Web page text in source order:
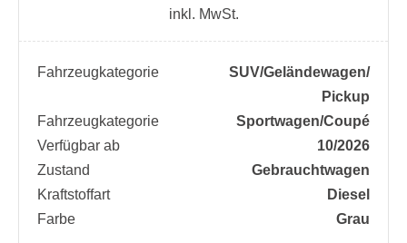
inkl. MwSt.
Fahrzeugkategorie
SUV/​Geländewagen/​
Pickup
Fahrzeugkategorie
Sportwagen/​Coupé
Verfügbar ab
10/2026
Zustand
Gebrauchtwagen
Kraftstoffart
Diesel
Farbe
Grau